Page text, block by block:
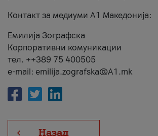
Контакт за медиуми А1 Македонија:
Емилија Зографска
Корпоративни комуникации
тел. ++389 75 400505
e-mail: emilija.zografska@A1.mk
Назад